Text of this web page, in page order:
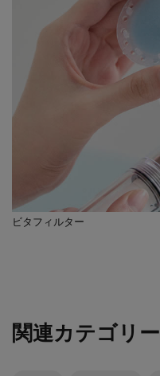
ビタフィルター
関連カテゴリー